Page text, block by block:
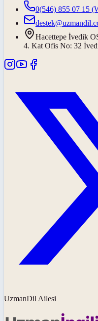
0(546) 855 07 15
Hacettepe İvedik
4. Kat Ofis No: 32
UzmanDil Ailesi